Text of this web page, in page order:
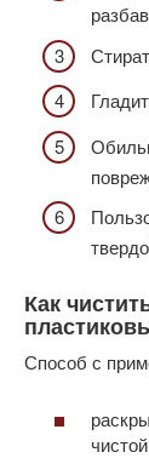
Как
Способ с